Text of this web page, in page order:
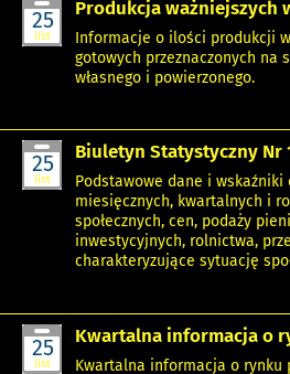
25
list
Produkcja ważniejszych
Informacje o ilości produkcji
gotowych przeznaczonych na
własnego i powierzonego.
25
list
Biuletyn Statystyczny Nr
Podstawowe dane i
miesięcznych, kwartalnych i
społecznych, cen, podaży
inwestycyjnych, rolnictwa,
charakteryzujące sytuację
25
list
Kwartalna informacja o
Kwartalna informacja o rynku